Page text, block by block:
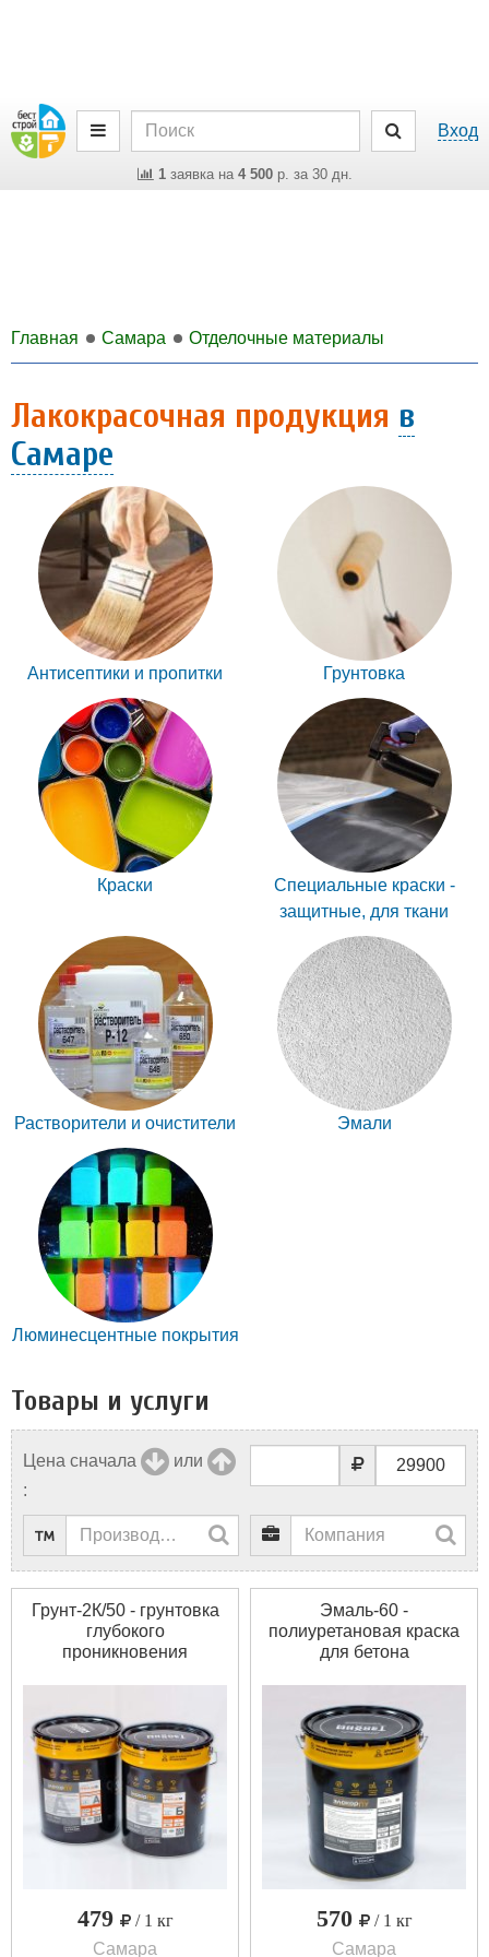
Вход
1заявка на 4 500р. за 30 дн.
Главная Самара Отделочные материалы
Лакокрасочная продукция в
Самаре
Антисептики и пропитки Грунтовка
Краски
Специальные краски -
защитные, для ткани
Растворители и очистители Эмали
Люминесцентные покрытия
Товары и услуги
Цена сначала
или
:
Грунт-2К/50 - грунтовка
глубокого
проникновения
Элакор-ПУ Грунт-2К/50 -
двухкомпонентная
полиуретановая.
Специально
разработана для
эффективной пропитки
бетона и других
капиллярно-пористых
479
/ 1 кг
Самара
Эмаль-60 -
полиуретановая краска
для бетона
полов Элакор-ПУ
Эмаль-60 – цветная
однокомпонентная
влагоотверждаемая
полуглянцевая. Важное
преимущество: может
наноситься при
отрицательных
температурах (от мину
570
/ 1 кг
Самара